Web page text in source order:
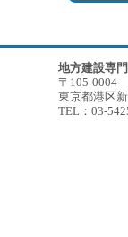
地方建設専
〒105-0004
東京都港区
TEL：03-